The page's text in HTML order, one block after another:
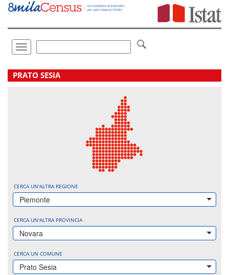
Vai
direttamente
Toggle
navigation
.
PRATO SESIA
CERCA UN'ALTRA REGIONE
Piemonte
CERCA UN'ALTRA PROVINCIA
Novara
CERCA UN COMUNE
Prato Sesia